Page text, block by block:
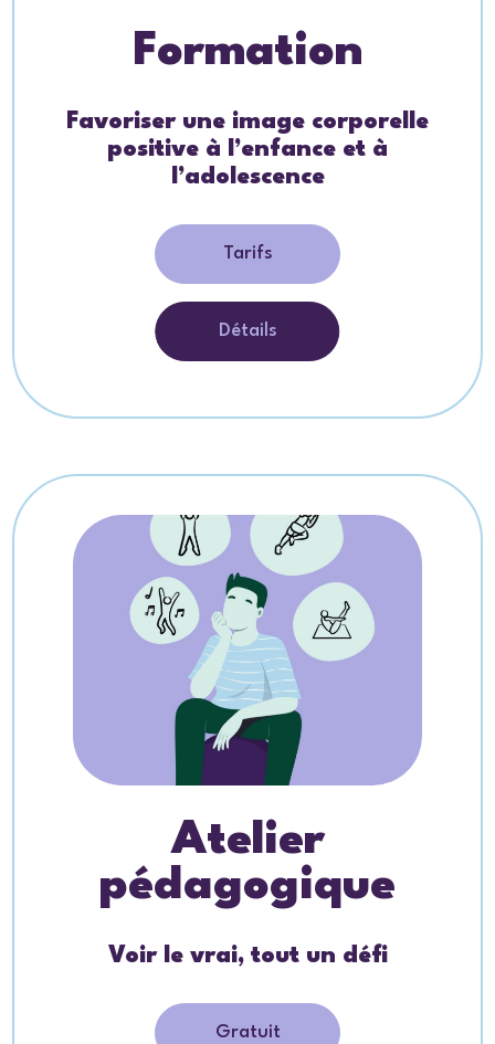
Formation
Favoriser une image corporelle
positive à l’enfance et à
l’adolescence
Tarifs
Détails
Atelier
pédagogique
Voir le vrai, tout un défi
Gratuit